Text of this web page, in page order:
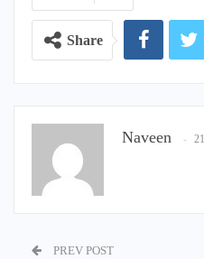
Share
Naveen
PREV POST